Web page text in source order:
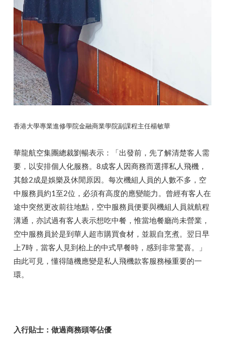
香港大學專業進修學院金融商業學院副課程主任楊敏華
華龍航空集團總裁劉暢表示：「出發前，先了解清楚客人需
要，以安排個人化服務。8成客人因商務而選擇私人飛機，
其餘2成是娛樂及休閒原因。每次機組人員的人數不多，空
中服務員約1至2位，必須有高度的應變能力。曾經有客人在
途中突然更改前往地點，空中服務員便要與機組人員就航程
溝通，亦試過有客人表示想吃中餐，惟當地餐廳尚未營業，
空中服務員於是到華人超市購買食材，並親自烹煮。翌日早
上7時，當客人見到枱上的中式早餐時，感到非常驚喜。」
由此可見，懂得隨機應變是私人飛機款客服務極重要的一
環。
入行貼士：做過商務頭等佔優